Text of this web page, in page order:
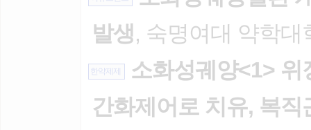
발생, 숙명여대 약학
한약제제
소화성궤양<1> 위
간화제어로 치유, 복